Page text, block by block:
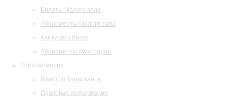
Билеты Малого зала
Абонементы Малого зала
Как купить билет
Абонементы Музитория
О филармонии
Маэстро Темирканов
Правовая информация